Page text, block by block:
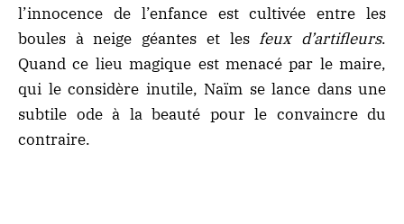
l’innocence de l’enfance est cultivée entre les
boules à neige géantes et lesfeux d’artifleurs.
Quand ce lieu magique est menacé par le maire,
qui le considère inutile, Naïm se lance dans une
subtile ode à la beauté pour le convaincre du
contraire.